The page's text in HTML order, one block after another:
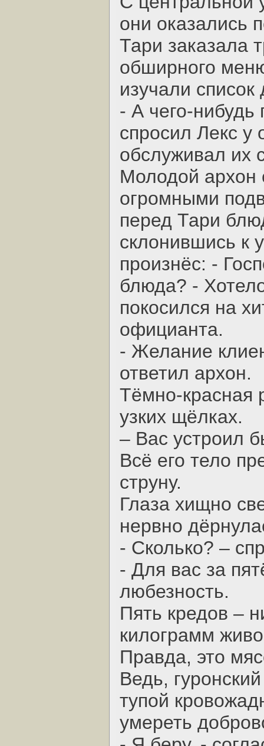
они оказались
Тари заказала
обширного
изучали
- А чего-нибудь
спросил Лекс у
обслуживал их
Молодой архон
огромными
перед Тари
склонившись к
произнёс: -
блюда? -
покосился на
официанта.
- Желание
ответил архон.
Тёмно-красная
узких щёлках.
– Вас устроил
Всё его тело
струну.
Глаза хищно
нервно
- Сколько? –
- Для вас за
любезность.
Пять кредов –
килограмм
Правда, это
Ведь,
тупой
умереть